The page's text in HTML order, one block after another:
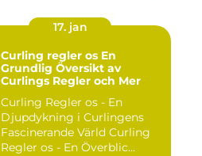
17. jan
Curling regler os En
Grundlig Översikt av
Curlings Regler och Mer
Curling Regler os - En
Djupdykning i Curlingens
Fascinerande Värld Curling
Regler os - En Överblic...